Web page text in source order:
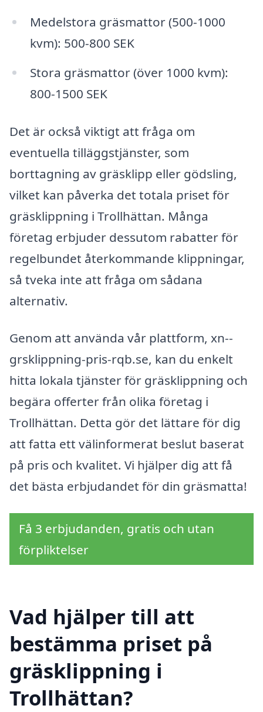
Medelstora gräsmattor (500-1000
kvm): 500-800 SEK
Stora gräsmattor (över 1000 kvm):
800-1500 SEK
Det är också viktigt att fråga om
eventuella tilläggstjänster, som
borttagning av gräsklipp eller gödsling,
vilket kan påverka det totala priset för
gräsklippning i Trollhättan. Många
företag erbjuder dessutom rabatter för
regelbundet återkommande klippningar,
så tveka inte att fråga om sådana
alternativ.
Genom att använda vår plattform, xn--
grsklippning-pris-rqb.se, kan du enkelt
hitta lokala tjänster för gräsklippning och
begära offerter från olika företag i
Trollhättan. Detta gör det lättare för dig
att fatta ett välinformerat beslut baserat
på pris och kvalitet. Vi hjälper dig att få
det bästa erbjudandet för din gräsmatta!
Få 3 erbjudanden, gratis och utan
förpliktelser
Vad hjälper till att
bestämma priset på
gräsklippning i
Trollhättan?